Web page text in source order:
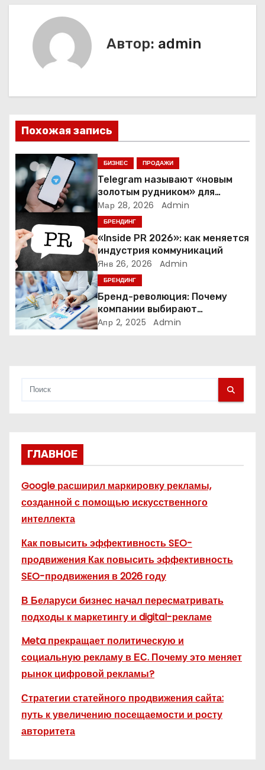
ц
и
я
п
о
з
а
п
и
с
Автор: admin
Похожая запись
БИЗНЕС ПРОДАЖИ
Telegram называют «новым
золотым рудником» для
креаторов: как блогеры
создают онлайн-бизнес
Мар 28, 2026 Admin
БРЕНДИНГ
«Inside PR 2026»: как меняется
индустрия коммуникаций
Янв 26, 2026 Admin
БРЕНДИНГ
Бренд-революция: Почему
компании выбирают
адаптивные логотипы?
Апр 2, 2025 Admin
ГЛАВНОЕ
Google расширил маркировку рекламы,
созданной с помощью искусственного
интеллекта
Как повысить эффективность SEO-
продвижения Как повысить эффективность
SEO-продвижения в 2026 году
В Беларуси бизнес начал пересматривать
подходы к маркетингу и digital-рекламе
Meta прекращает политическую и
социальную рекламу в ЕС. Почему это меняет
рынок цифровой рекламы?
Стратегии статейного продвижения сайта:
путь к увеличению посещаемости и росту
авторитета